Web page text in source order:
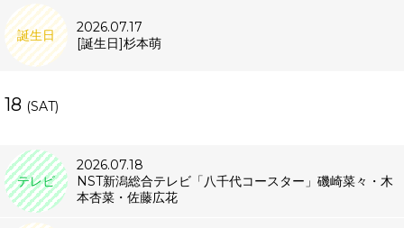
誕生日
2026.07.17
[誕生日]杉本萌
18 (SAT)
テレビ
2026.07.18
NST新潟総合テレビ「八千代コースター」磯崎菜々・木
本杏菜・佐藤広花